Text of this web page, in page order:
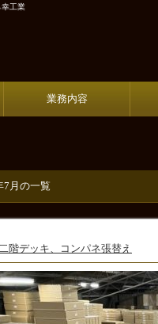
工業
業務内容
7月の一覧
階デッキ、コンパネ張替え